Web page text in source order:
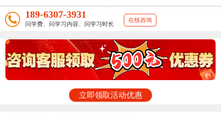
189-6307-3931
问学费、问学习内容、问学习时长
在线咨询
立即领取活动优惠